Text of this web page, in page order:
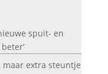
spuit- en
maar extra steuntje